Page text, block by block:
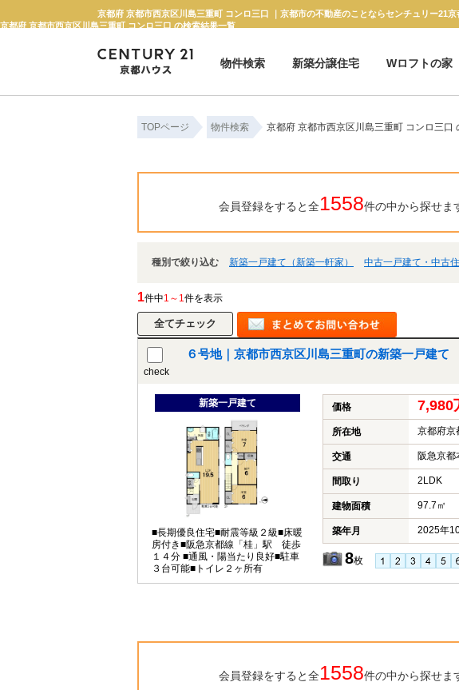
京都府 京都市西京区川島三重町 コンロ三口 ｜京都市の不動産のことならセンチュリー21京
物件検索
新築分譲住宅 Wロフトの家
TOPページ 物件検索 京都府 京都市西京区川島三重町 コンロ三口
京都府 京都市西京区川島三重町 コンロ三口 の検索結果一覧
会員登録をすると全1558件の中から探せま
種別で絞り込む 新築一戸建て（新築一軒家） 中古一戸建て・中古
1件中1～1件を表示
check
６号地｜京都市西京区川島三重町の新築一戸建て
新築一戸建て
■長期優良住宅■耐震等級２級■床暖
房付き■阪急京都線「桂」駅 徒歩
１４分 ■通風・陽当たり良好■駐車
３台可能■トイレ２ヶ所有
価格 7,980
所在地 京都府京
交通 阪急京
間取り 2LDK
建物面積 97.7㎡
築年月 2025年
8枚
会員登録をすると全1558件の中から探せま